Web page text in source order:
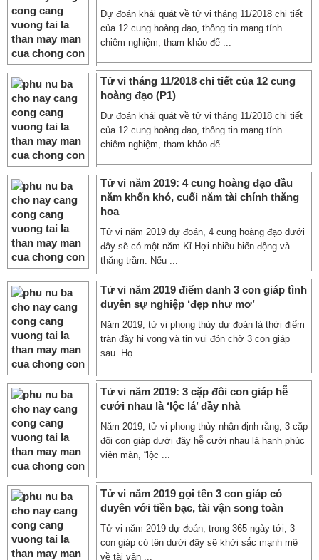
Dự đoán khái quát về tử vi tháng 11/2018 chi tiết
của 12 cung hoàng đạo, thông tin mang tính
chiêm nghiệm, tham khảo để ...
Tử vi tháng 11/2018 chi tiết của 12 cung
hoàng đạo (P1)
Dự đoán khái quát về tử vi tháng 11/2018 chi tiết
của 12 cung hoàng đạo, thông tin mang tính
chiêm nghiệm, tham khảo để ...
Tử vi năm 2019: 4 cung hoàng đạo đầu
năm khốn khó, cuối năm tài chính thăng
hoa
Tử vi năm 2019 dự đoán, 4 cung hoàng đạo dưới
đây sẽ có một năm Kỉ Hợi nhiều biến động và
thăng trầm. Nếu ...
Tử vi năm 2019 điểm danh 3 con giáp tình
duyên sự nghiệp ‘đẹp như mơ’
Năm 2019, tử vi phong thủy dự đoán là thời điểm
tràn đầy hi vọng và tin vui đón chờ 3 con giáp
sau. Họ ...
Tử vi năm 2019: 3 cặp đôi con giáp hễ
cưới nhau là ‘lộc lá’ đầy nhà
Năm 2019, tử vi phong thủy nhận định rằng, 3 cặp
đôi con giáp dưới đây hễ cưới nhau là hạnh phúc
viên mãn, “lộc ...
Tử vi năm 2019 gọi tên 3 con giáp có
duyên với tiền bạc, tài vận song toàn
Tử vi năm 2019 dự đoán, trong 365 ngày tới, 3
con giáp có tên dưới đây sẽ khởi sắc mạnh mẽ
về tài vận ...